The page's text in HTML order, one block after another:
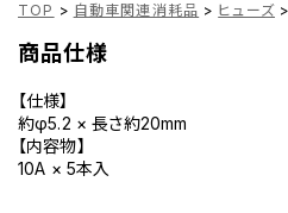
TOP > 自動車関連消耗品 > ヒューズ >
商品仕様
【仕様】
約φ5.2 × 長さ約20mm
【内容物】
10A × 5本入